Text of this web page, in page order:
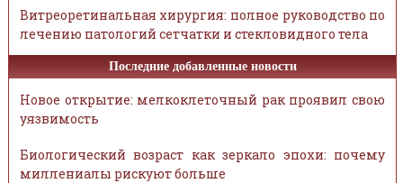
Витреоретинальная хирургия: полное руководство по
лечению патологий сетчатки и стекловидного тела
Последние добавленные новости
Новое открытие: мелкоклеточный рак проявил свою
уязвимость
Биологический возраст как зеркало эпохи: почему
миллениалы рискуют больше